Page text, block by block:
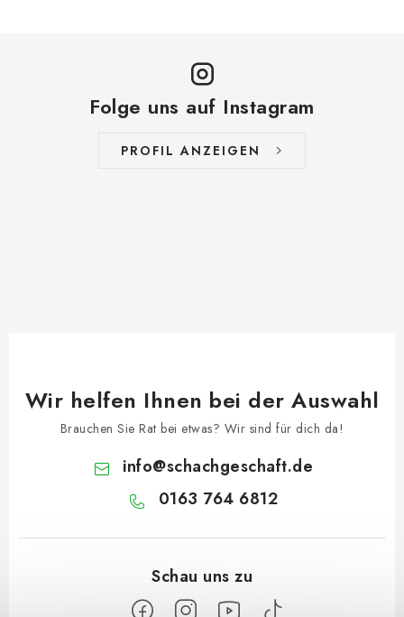
Folge uns auf Instagram
PROFIL ANZEIGEN
Wir helfen Ihnen bei der Auswahl
Brauchen Sie Rat bei etwas? Wir sind für dich da!
info@schachgeschaft.de
0163 764 6812